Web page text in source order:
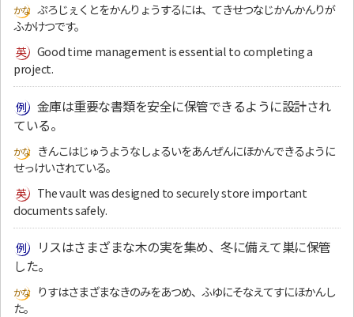
ぷろじぇくとをかんりょうするには、てきせつなじかんかんりが
ふかけつです。
Good time management is essential to completing a
project.
金庫は重要な書類を安全に保管できるように設計され
ている。
きんこはじゅうようなしょるいをあんぜんにほかんできるように
せっけいされている。
The vault was designed to securely store important
documents safely.
リスはさまざまな木の実を集め、冬に備えて巣に保管
した。
りすはさまざまなきのみをあつめ、ふゆにそなえてすにほかんし
た。